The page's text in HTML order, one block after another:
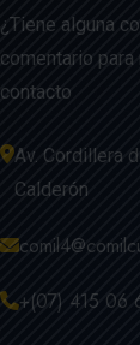
¿Tiene alguna
comentario
contacto
Av. Cordillera
Calderón
+(07) 415 06